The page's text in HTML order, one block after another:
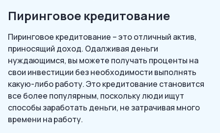
Пиринговое кредитование
Пиринговое кредитование – это отличный актив,
приносящий доход. Одалживая деньги
нуждающимся, вы можете получать проценты на
свои инвестиции без необходимости выполнять
какую-либо работу. Это кредитование становится
все более популярным, поскольку люди ищут
способы заработать деньги, не затрачивая много
времени на работу.